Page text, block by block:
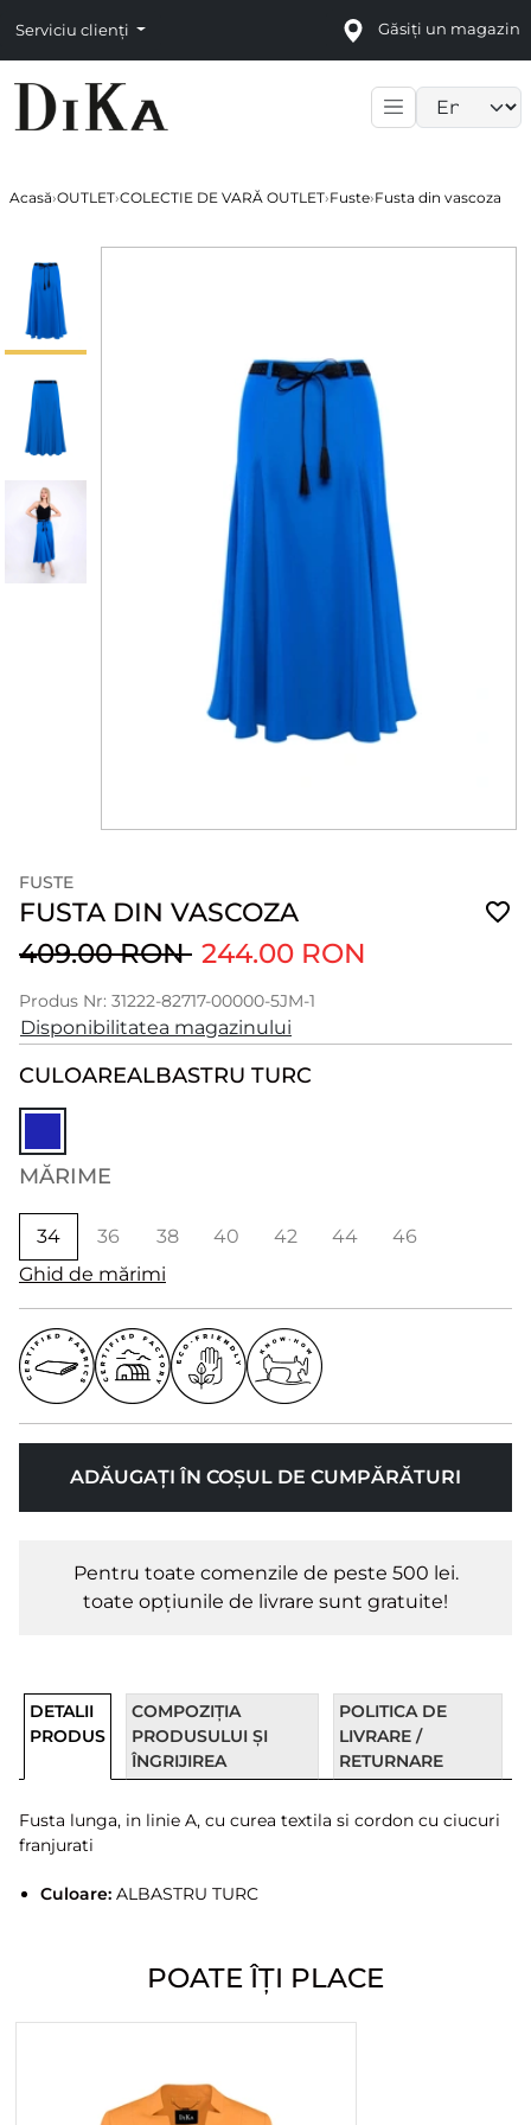
Serviciu clienți Găsiți un magazin
Acasă›OUTLET›COLECTIE DE VARĂ OUTLET›Fuste›Fusta din vascoza
FUSTE
FUSTA DIN VASCOZA
409.00 RON 244.00 RON
Produs Nr: 31222-82717-00000-5JM-1
Disponibilitatea magazinului
CULOAREALBASTRU TURC
MĂRIME
34 36 38 40 42 44
46
Ghid de mărimi
ADĂUGAȚI ÎN COȘUL DE CUMPĂRĂTURI
Pentru toate comenzile de peste 500 lei.
toate opțiunile de livrare sunt gratuite!
DETALII
PRODUS
COMPOZIȚIA
PRODUSULUI ȘI
ÎNGRIJIREA
POLITICA DE
LIVRARE /
RETURNARE
Fusta lunga, in linie A, cu curea textila si cordon cu ciucuri
franjurati
Culoare:ALBASTRU TURC
POATE ÎȚI PLACE